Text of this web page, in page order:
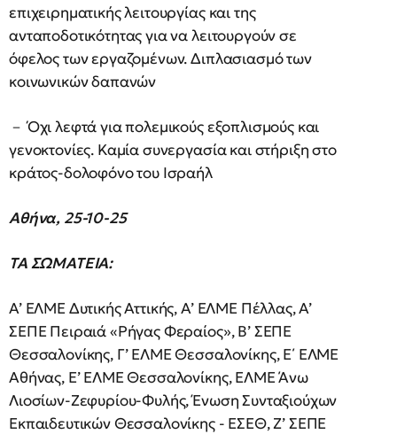
επιχειρηματικής λειτουργίας και της
ανταποδοτικότητας για να λειτουργούν σε
όφελος των εργαζομένων. Διπλασιασμό των
κοινωνικών δαπανών
－ Όχι λεφτά για πολεμικούς εξοπλισμούς και
γενοκτονίες. Καμία συνεργασία και στήριξη στο
κράτος-δολοφόνο του Ισραήλ
Αθήνα, 25-10-25
ΤΑ ΣΩΜΑΤΕΙΑ:
Α’ ΕΛΜΕ Δυτικής Αττικής, Α’ ΕΛΜΕ Πέλλας, Α’
ΣΕΠΕ Πειραιά «Ρήγας Φεραίος», Β’ ΣΕΠΕ
Θεσσαλονίκης, Γ’ ΕΛΜΕ Θεσσαλονίκης, Ε΄ ΕΛΜΕ
Αθήνας, Ε’ ΕΛΜΕ Θεσσαλονίκης, ΕΛΜΕ Άνω
Λιοσίων-Ζεφυρίου-Φυλής, Ένωση Συνταξιούχων
Εκπαιδευτικών Θεσσαλονίκης - ΕΣΕΘ, Ζ’ ΣΕΠΕ